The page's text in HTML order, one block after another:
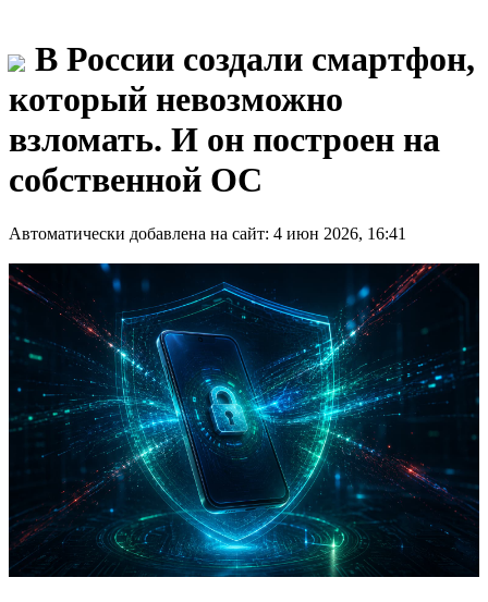
В России создали смартфон,
который невозможно
взломать. И он построен на
собственной ОС
Автоматически добавлена на сайт: 4 июн 2026, 16:41